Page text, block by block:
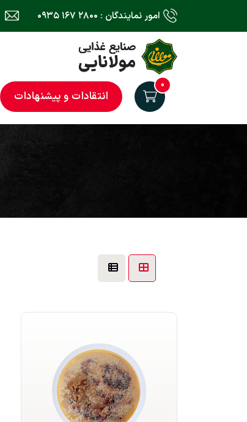
امور نمایندگان : ۲۸۰۰ ۱۶۷ ۰۹۳۵
۰
انتقادات و پیشنهادات